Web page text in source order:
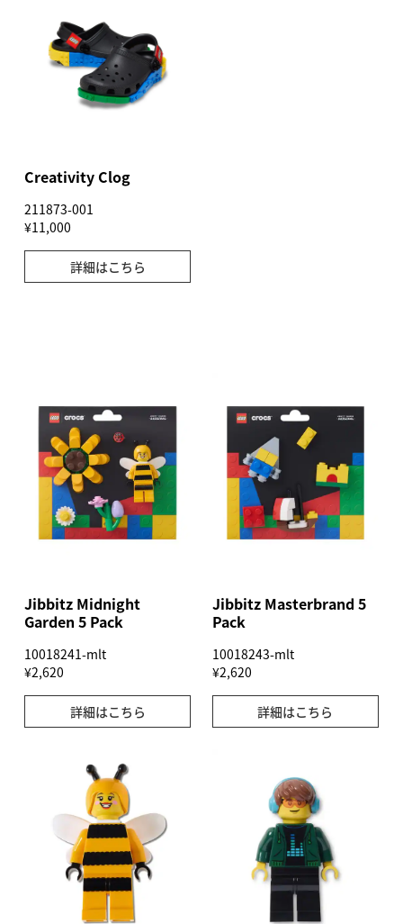
Creativity Clog
211873-001
¥11,000
詳細はこちら
Jibbitz Midnight
Garden 5 Pack
10018241-mlt
¥2,620
詳細はこちら
Jibbitz Masterbrand 5
Pack
10018243-mlt
¥2,620
詳細はこちら